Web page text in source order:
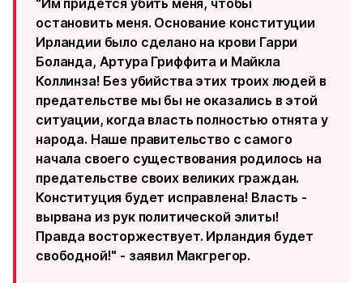
"Им придется убить меня, чтобы
остановить меня. Основание конституции
Ирландии было сделано на крови Гарри
Боланда, Артура Гриффита и Майкла
Коллинза! Без убийства этих троих людей в
предательстве мы бы не оказались в этой
ситуации, когда власть полностью отнята у
народа. Наше правительство с самого
начала своего существования родилось на
предательстве своих великих граждан.
Конституция будет исправлена! Власть -
вырвана из рук политической элиты!
Правда восторжествует. Ирландия будет
свободной!" - заявил Макгрегор.